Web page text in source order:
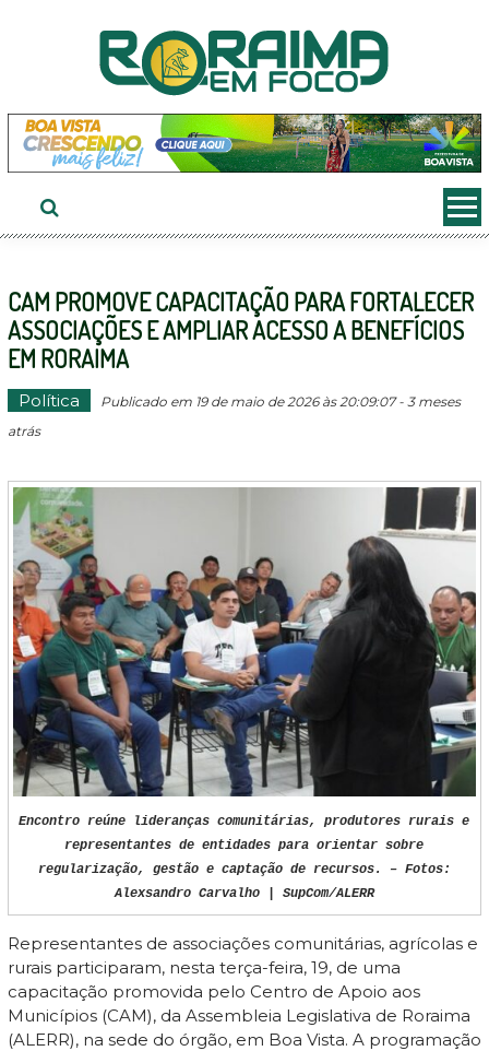
CAM PROMOVE CAPACITAÇÃO PARA FORTALECER
ASSOCIAÇÕES E AMPLIAR ACESSO A BENEFÍCIOS
EM RORAIMA
Política
Publicado em 19 de maio de 2026 às 20:09:07 - 3 meses
atrás
Encontro reúne lideranças comunitárias, produtores rurais e
representantes de entidades para orientar sobre
regularização, gestão e captação de recursos. – Fotos:
Alexsandro Carvalho | SupCom/ALERR
Representantes de associações comunitárias, agrícolas e
rurais participaram, nesta terça-feira, 19, de uma
capacitação promovida pelo Centro de Apoio aos
Municípios (CAM), da Assembleia Legislativa de Roraima
(ALERR), na sede do órgão, em Boa Vista. A programação